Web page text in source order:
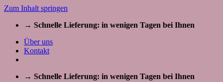
Zum Inhalt springen
→ Schnelle Lieferung: in wenigen Tagen bei Ihnen
Über uns
Kontakt
→ Schnelle Lieferung: in wenigen Tagen bei Ihnen